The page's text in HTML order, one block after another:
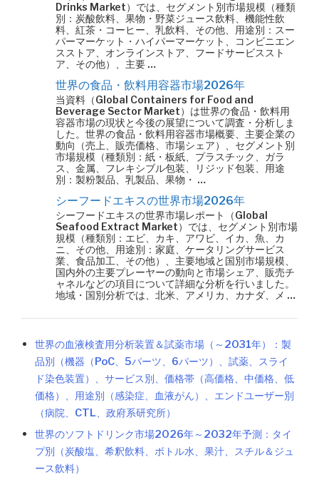
Drinks Market）では、セグメント別市場規模（種類
別：炭酸飲料、果物・野菜ジュース飲料、機能性飲
料、紅茶・コーヒー、乳飲料、その他、用途別：スー
パーマーケット・ハイパーマーケット、コンビニエン
スストア、オンラインストア、フードサービススト
ア、その他）、主要 …
世界の食品・飲料用容器市場2026年
当資料（Global Containers for Food and
Beverage Sector Market）は世界の食品・飲料用
容器市場の現状と今後の展望について調査・分析しま
した。世界の食品・飲料用容器市場概要、主要企業の
動向（売上、販売価格、市場シェア）、セグメント別
市場規模（種類別：紙・板紙、プラスチック、ガラ
ス、金属、フレキシブル包装、リジッド包装、用途
別：製粉製品、乳製品、果物・ …
シーフードエキスの世界市場2026年
シーフードエキスの世界市場レポート（Global
Seafood Extract Market）では、セグメント別市場
規模（種類別：エビ、カキ、アワビ、イカ、魚、カ
ニ、その他、用途別：家庭、ケータリングサービス
業、食品加工、その他）、主要地域と国別市場規模、
国内外の主要プレーヤーの動向と市場シェア、販売チ
ャネルなどの項目について詳細な分析を行いました。
地域・国別分析では、北米、アメリカ、カナダ、メ …
世界の血液検査用分析装置＆試薬市場（～2031年）：製
品別（機器（PoC、5パーツ、6パーツ）、試薬、スライ
ド染色装置）、サービス別、価格帯（高価格、中価格、低
価格）、用途別（感染症、血液がん）、エンドユーザー別
（病院、CTL、政府系研究所）
世界のソフトドリンク市場2026年～2032年予測：タイ
プ別（炭酸塩、希釈飲料、ボトル水、果汁、スチル＆ジュ
ース飲料）